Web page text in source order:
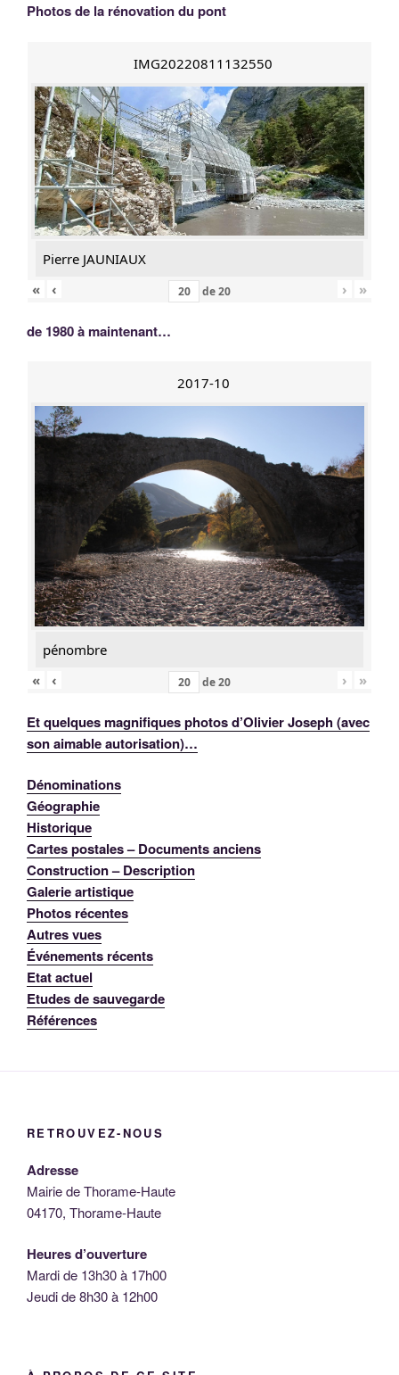
Photos de la rénovation du pont
IMG20220811132550
Pierre JAUNIAUX
«
‹ de20 › »
de 1980 à maintenant…
2017-10
pénombre
«
‹ de20 › »
Et quelques magnifiques photos d’Olivier Joseph (avec
son aimable autorisation)…
Dénominations
Géographie
Historique
Cartes postales – Documents anciens
Construction – Description
Galerie artistique
Photos récentes
Autres vues
Événements récents
Etat actuel
Etudes de sauvegarde
Références
RETROUVEZ-NOUS
Adresse
Mairie de Thorame-Haute
04170, Thorame-Haute
Heures d’ouverture
Mardi de 13h30 à 17h00
Jeudi de 8h30 à 12h00